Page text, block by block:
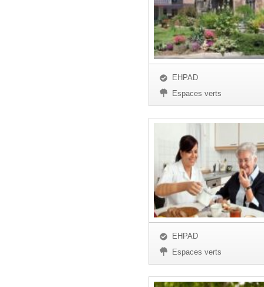
EHPAD
Espaces verts
EHPAD
Espaces verts